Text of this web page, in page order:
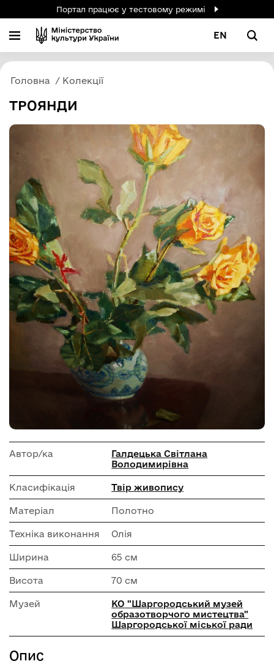
Портал працює у тестовому режимі
EN
Головна Колекції
ТРОЯНДИ
Автор/ка
Галдецька Світлана
Володимирівна
Класифікація Твір живопису
Матеріал Полотно
Техніка виконання Олія
Ширина 65 см
Висота 70 см
Музей
КО "Шаргородський музей
образотворчого мистецтва"
Шаргородської міської ради
Опис